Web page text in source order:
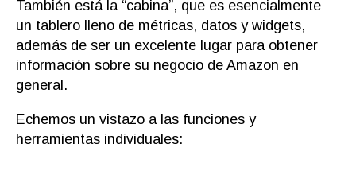
También está la “cabina”, que es esencialmente
un tablero lleno de métricas, datos y widgets,
además de ser un excelente lugar para obtener
información sobre su negocio de Amazon en
general.
Echemos un vistazo a las funciones y
herramientas individuales: